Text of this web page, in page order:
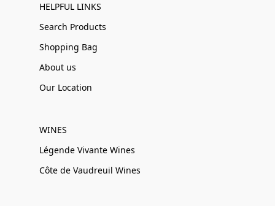
HELPFUL LINKS
Search Products
Shopping Bag
About us
Our Location
WINES
Légende Vivante Wines
Côte de Vaudreuil Wines